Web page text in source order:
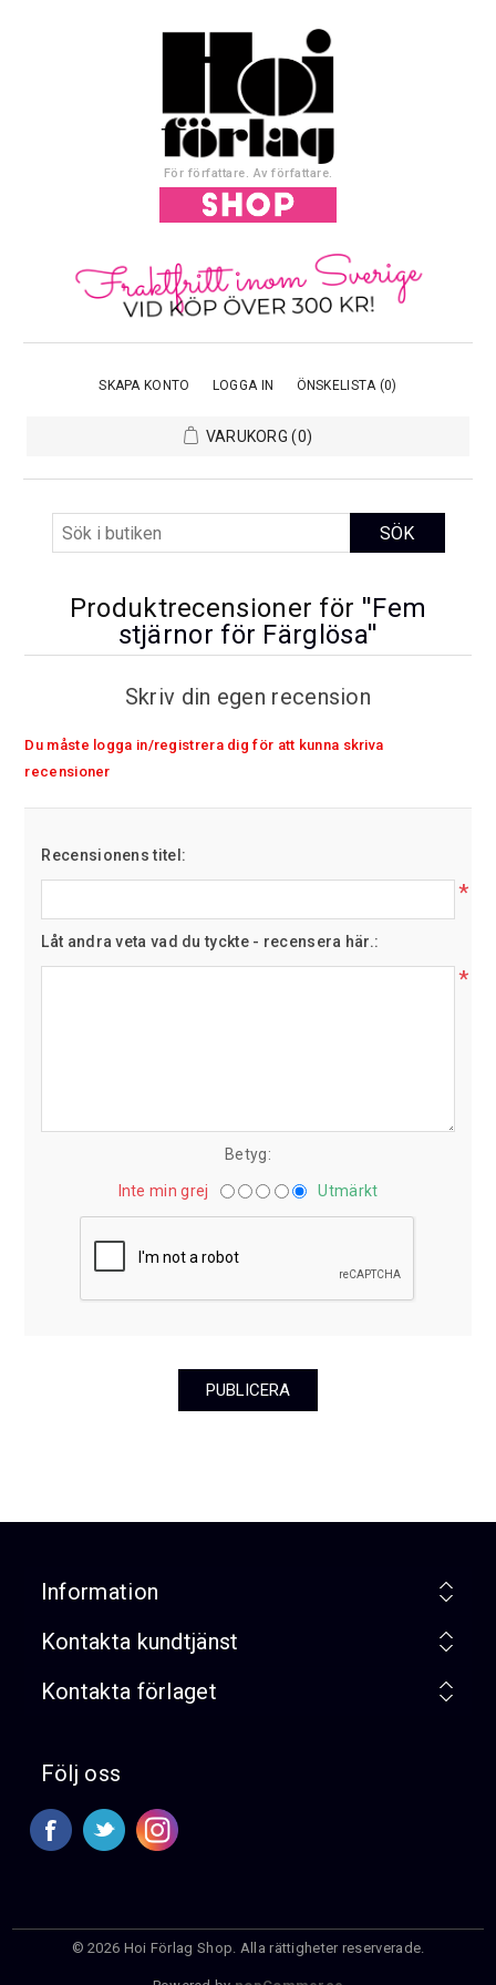
För författare. Av författare.
SKAPA KONTO LOGGA IN ÖNSKELISTA (0)
VARUKORG (0)
Produktrecensioner för
Fem
stjärnor för Färglösa
Skriv din egen recension
Du måste logga in/registrera dig för att kunna skriva
recensioner
Recensionens titel:
*
Låt andra veta vad du tyckte - recensera här.:
*
Betyg:
Inte min grej Utmärkt
Information
Kontakta kundtjänst
Kontakta förlaget
Följ oss
© 2026 Hoi Förlag Shop. Alla rättigheter reserverade.